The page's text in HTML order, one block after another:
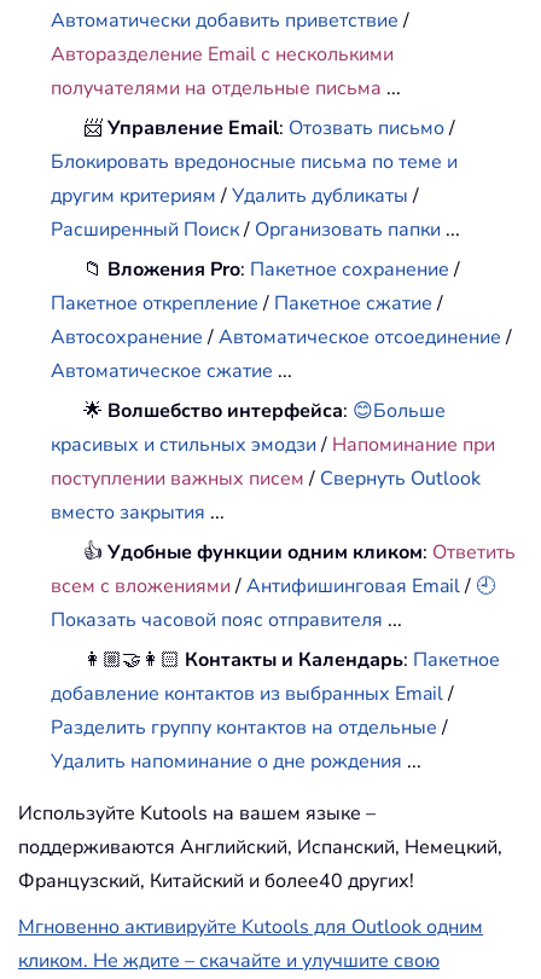
Автоматически добавить приветствие/
Авторазделение Email с несколькими
получателями на отдельные письма ...
📨Управление Email: Отозвать письмо/
Блокировать вредоносные письма по теме и
другим критериям/Удалить дубликаты/
Расширенный Поиск/ Организовать папки ...
📁 Вложения Pro: Пакетное сохранение/
Пакетное открепление/ Пакетное сжатие/
Автосохранение/Автоматическое отсоединение/
Автоматическое сжатие ...
🌟 Волшебство интерфейса: 😊Больше
красивых и стильных эмодзи/ Напоминание при
поступлении важных писем/ Свернуть Outlook
вместо закрытия ...
👍Удобные функции одним кликом: Ответить
всем с вложениями /Антифишинговая Email/ 🕘
Показать часовой пояс отправителя ...
👩🏼‍🤝‍👩🏻 Контакты и Календарь: Пакетное
добавление контактов из выбранных Email/
Разделить группу контактов на отдельные/
Удалить напоминание о дне рождения ...
Используйте Kutools на вашем языке –
поддерживаются Английский, Испанский, Немецкий,
Французский, Китайский и более40 других!
Мгновенно активируйте Kutools для Outlook одним
кликом. Не ждите – скачайте и улучшите свою